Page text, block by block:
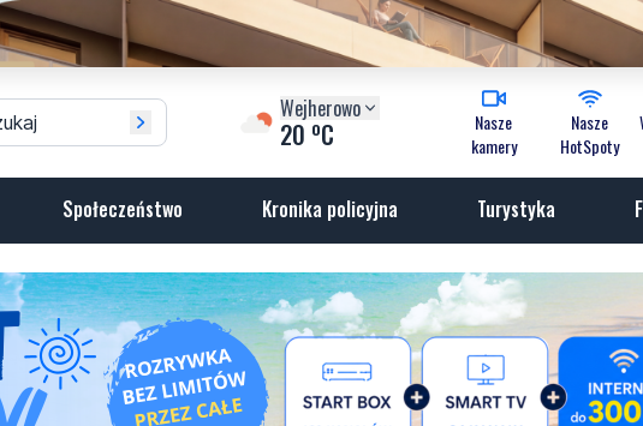
Wejherowo
20 oC
Nasze
kamery
Nasze
HotSpoty
Społeczeństwo Kronika policyjna Turystyka